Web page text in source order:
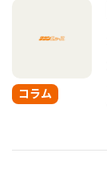
コラム